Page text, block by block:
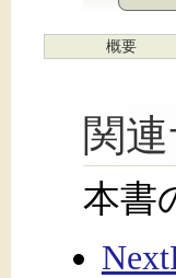
概要
関
本書